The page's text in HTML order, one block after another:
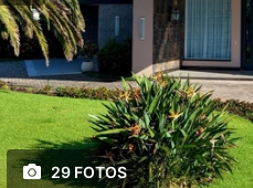
29 FOTOS